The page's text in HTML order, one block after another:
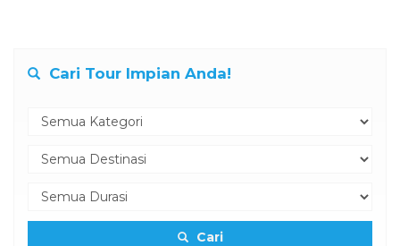
Cari Tour Impian Anda!
Cari